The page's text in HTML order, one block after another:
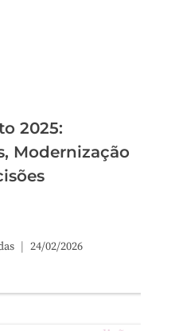
2025:
Modernização
24/02/2026